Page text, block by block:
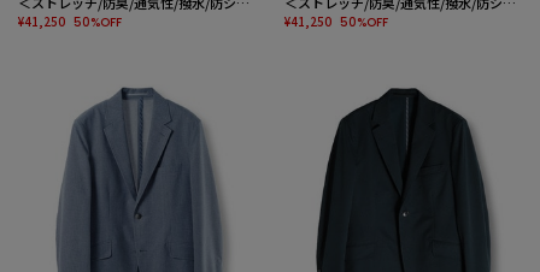
＞
¥41,250 50%OFF
＞
¥41,250 50%OFF